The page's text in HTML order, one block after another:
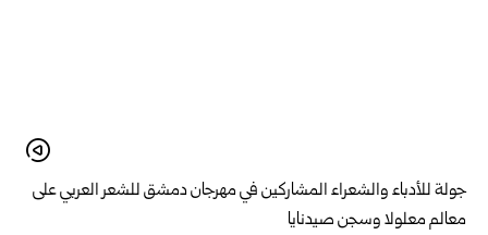
جولة للأدباء والشعراء المشاركين في مهرجان دمشق للشعر العربي على
معالم معلولا وسجن صيدنايا